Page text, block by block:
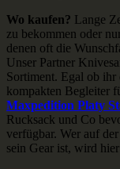
Wo kaufen? Lange
zu bekommen oder
denen oft die
Unser Partner
Sortiment. Egal ob ihr
kompakten Begleiter
Maxpedition Platy
Rucksack und Co
verfügbar. Wer auf
sein Gear ist, wird